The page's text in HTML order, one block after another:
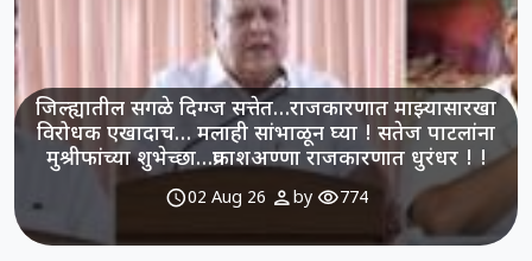
जिल्ह्यातील सगळे दिग्ग्ज सत्तेत…राजकारणात माझ्यासारखा
विरोधक एखादाच… मलाही सांभाळून घ्या ! सतेज पाटलांना
मुश्रीफांच्या शुभेच्छा…प्रकाशअण्णा राजकारणात धुरंधर ! !
schedule02 Aug 26 personby visibility774